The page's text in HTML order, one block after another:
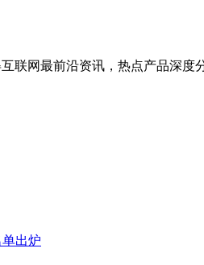
联网最前沿资讯，热点产品深度
出炉